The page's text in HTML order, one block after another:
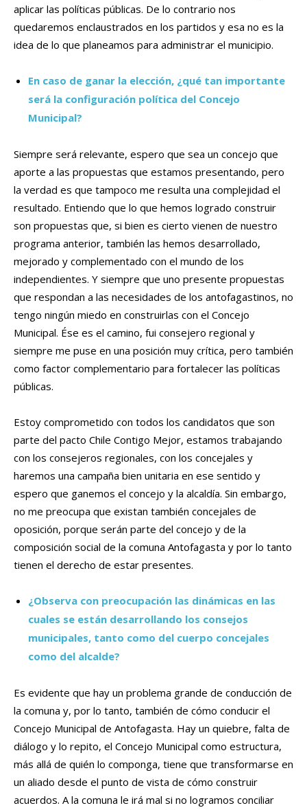
aplicar las políticas públicas. De lo contrario nos
quedaremos enclaustrados en los partidos y esa no es la
idea de lo que planeamos para administrar el municipio.
En caso de ganar la elección, ¿qué tan importante
será la configuración política del Concejo
Municipal?
Siempre será relevante, espero que sea un concejo que
aporte a las propuestas que estamos presentando, pero
la verdad es que tampoco me resulta una complejidad el
resultado. Entiendo que lo que hemos logrado construir
son propuestas que, si bien es cierto vienen de nuestro
programa anterior, también las hemos desarrollado,
mejorado y complementado con el mundo de los
independientes. Y siempre que uno presente propuestas
que respondan a las necesidades de los antofagastinos, no
tengo ningún miedo en construirlas con el Concejo
Municipal. Ése es el camino, fui consejero regional y
siempre me puse en una posición muy crítica, pero también
como factor complementario para fortalecer las políticas
públicas.
Estoy comprometido con todos los candidatos que son
parte del pacto Chile Contigo Mejor, estamos trabajando
con los consejeros regionales, con los concejales y
haremos una campaña bien unitaria en ese sentido y
espero que ganemos el concejo y la alcaldía. Sin embargo,
no me preocupa que existan también concejales de
oposición, porque serán parte del concejo y de la
composición social de la comuna Antofagasta y por lo tanto
tienen el derecho de estar presentes.
¿Observa con preocupación las dinámicas en las
cuales se están desarrollando los consejos
municipales, tanto como del cuerpo concejales
como del alcalde?
Es evidente que hay un problema grande de conducción de
la comuna y, por lo tanto, también de cómo conducir el
Concejo Municipal de Antofagasta. Hay un quiebre, falta de
diálogo y lo repito, el Concejo Municipal como estructura,
más allá de quién lo componga, tiene que transformarse en
un aliado desde el punto de vista de cómo construir
acuerdos. A la comuna le irá mal si no logramos conciliar